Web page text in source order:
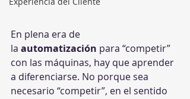
En plena era de
la automatización para “competir”
con las máquinas, hay que aprender
a diferenciarse. No porque sea
necesario “competir”, en el sentido